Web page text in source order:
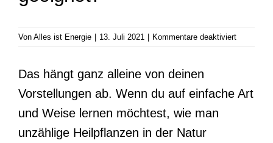
Von Alles ist Energie 13. Juli 2021 Kommentare deaktiviertfür
mich
Das hängt ganz alleine von deinen
Vorstellungen ab. Wenn du auf einfache Art
und Weise lernen möchtest, wie man
unzählige Heilpflanzen in der Natur